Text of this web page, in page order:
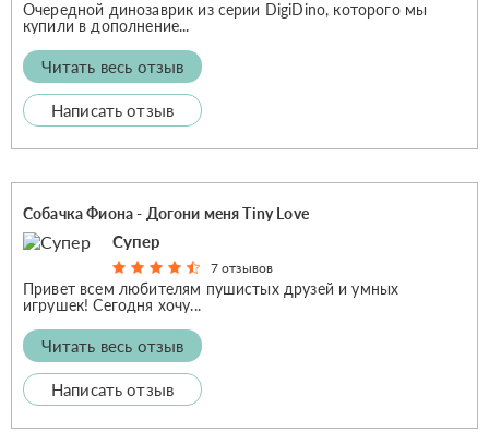
Очередной динозаврик из серии DigiDino, которого мы
купили в дополнение...
Читать весь отзыв
Написать отзыв
Собачка Фиона - Догони меня Tiny Love
Супер
7 отзывов
Привет всем любителям пушистых друзей и умных
игрушек! Сегодня хочу...
Читать весь отзыв
Написать отзыв